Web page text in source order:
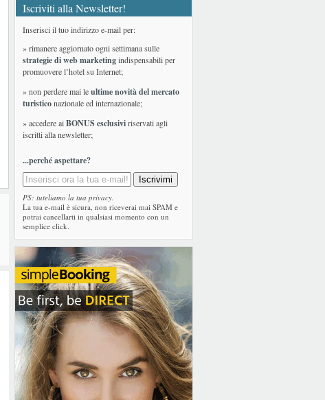
Iscriviti alla Newsletter!
Inserisci il tuo indirizzo e-mail per:
» rimanere aggiornato ogni settimana sulle
strategie di web marketingindispensabili per
promuovere l’hotel su Internet;
» non perdere mai leultime novità del mercato
turisticonazionale ed internazionale;
» accedere aiBONUS esclusiviriservati agli
iscritti alla newsletter;
...perché aspettare?
PS: tuteliamo la tua privacy.
La tua e-mail è sicura, non riceverai mai SPAM e
potrai cancellarti in qualsiasi momento con un
semplice click.